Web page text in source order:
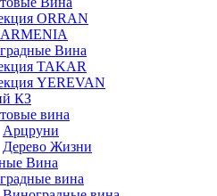
ORRAN
Вина
TAKAR
YEREVAN
КЗ
вина
Арцруни
Дерево Жизни
Вина
вина